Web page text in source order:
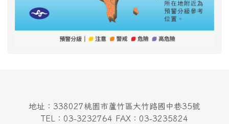
地址：338027桃園市蘆竹區大竹路國中巷35號
TEL：03-3232764 FAX：03-3235824